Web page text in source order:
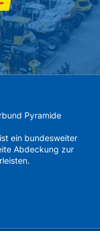
Pyramide
ein bundesweiter
Abdeckung zur